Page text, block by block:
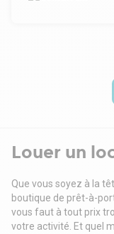
CONDITIONS
Pas de porte : 50 000
Disponibilité :
Louer un
Que vous soyez à la
boutique de prêt-à-
vous faut à tout prix
votre activité. Et quel